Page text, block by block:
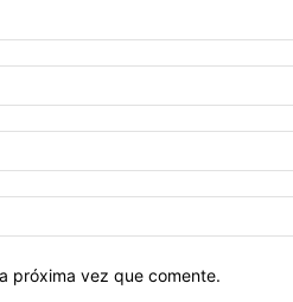
próxima vez que comente.